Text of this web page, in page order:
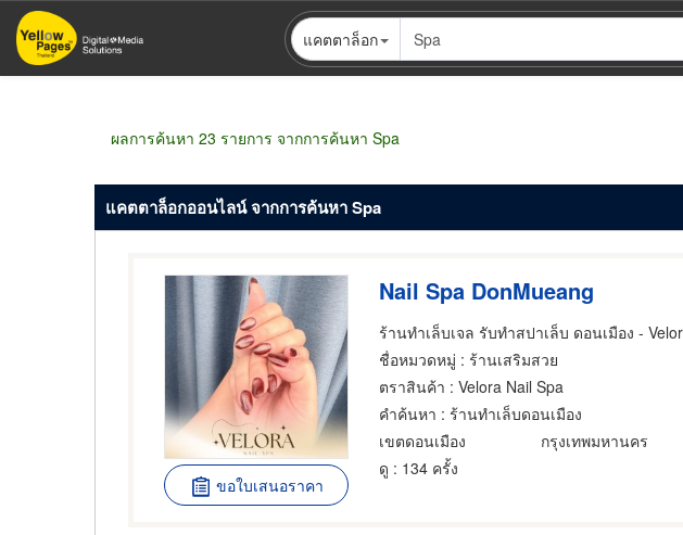
ข้าม
ไป
แคตตาล็อก
ผลการค้นหา 23 รายการ จากการค้นหา Spa
แคตตาล็อกออนไลน์ จากการค้นหา Spa
ขอใบเสนอราคา
Nail Spa DonMueang
ชื่อหมวดหมู่ : ร้านเสริมสวย
ตราสินค้า : Velora Nail Spa
คำค้นหา : ร้านทําเล็บดอนเมือง
เขตดอนเมือง
กรุงเทพมหานคร
ดู : 134 ครั้ง